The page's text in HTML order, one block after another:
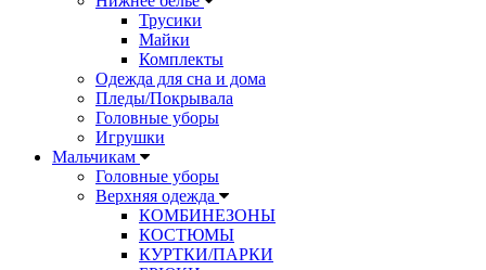
Трусики
Майки
Комплекты
Одежда для сна и дома
Пледы/Покрывала
Головные уборы
Игрушки
Мальчикам
Головные уборы
Верхняя одежда
КОМБИНЕЗОНЫ
КОСТЮМЫ
КУРТКИ/ПАРКИ